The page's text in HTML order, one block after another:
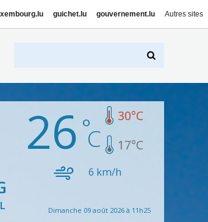
guichet.lu gouvernement.lu Autres sites
26 30°C
17°C
6 km/h
Dimanche 09 août 2026 à 11h25